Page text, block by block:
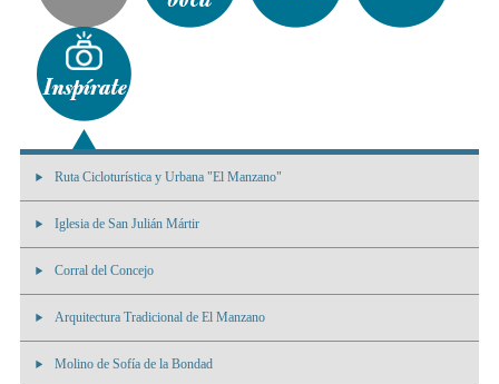
Ruta Cicloturística y Urbana "El Manzano"
Iglesia de San Julián Mártir
Corral del Concejo
Arquitectura Tradicional de El Manzano
Molino de Sofía de la Bondad